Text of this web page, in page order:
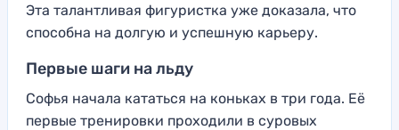
Эта талантливая фигуристка уже доказала, что
способна на долгую и успешную карьеру.
Первые шаги на льду
Софья начала кататься на коньках в три года. Её
первые тренировки проходили в суровых